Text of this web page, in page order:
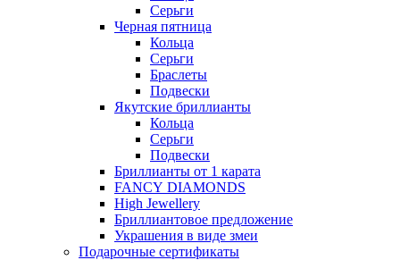
Серьги
Черная пятница
Кольца
Серьги
Браслеты
Подвески
Якутские бриллианты
Кольца
Серьги
Подвески
Бриллианты от 1 карата
FANCY DIAMONDS
High Jewellery
Бриллиантовое предложение
Украшения в виде змеи
Подарочные сертификаты